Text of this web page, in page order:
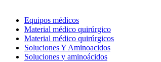
Equipos médicos
Material médico quirúrgico
Material médico quirúrgicos
Soluciones Y Aminoacidos
Soluciones y aminoácidos